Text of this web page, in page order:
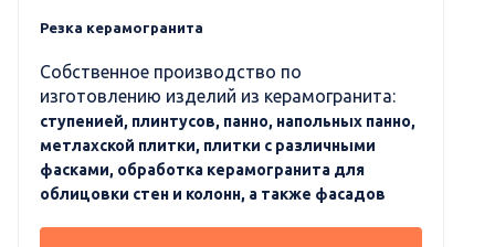
Резка керамогранита
Собственное производство по
изготовлению изделий из керамогранита:
ступенией, плинтусов, панно, напольных панно,
метлахской плитки, плитки с различными
фасками, обработка керамогранита для
облицовки стен и колонн, а также фасадов